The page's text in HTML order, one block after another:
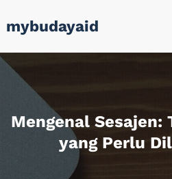
to
content
mybudayaid
Mengenal
yang Perlu